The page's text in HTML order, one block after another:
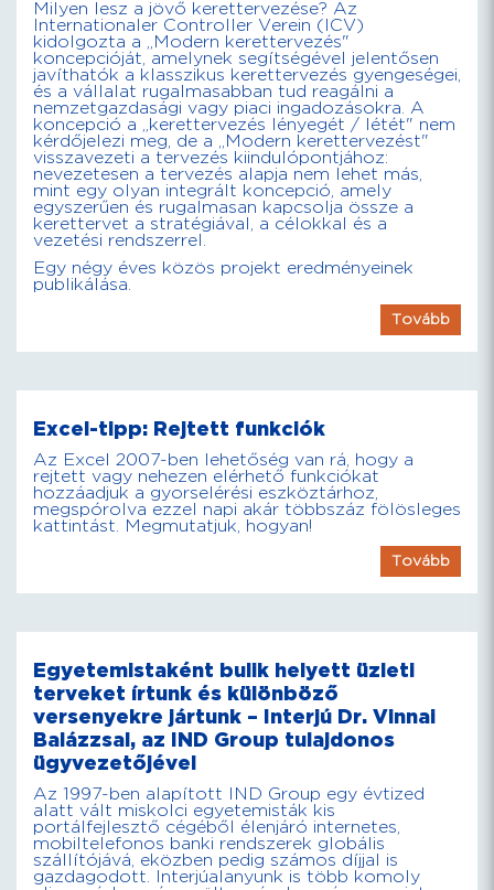
Milyen lesz a jövő kerettervezése? Az
Internationaler Controller Verein (ICV)
kidolgozta a „Modern kerettervezés"
koncepcióját, amelynek segítségével jelentősen
javíthatók a klasszikus kerettervezés gyengeségei,
és a vállalat rugalmasabban tud reagálni a
nemzetgazdasági vagy piaci ingadozásokra. A
koncepció a „kerettervezés lényegét / létét" nem
kérdőjelezi meg, de a „Modern kerettervezést"
visszavezeti a tervezés kiindulópontjához:
nevezetesen a tervezés alapja nem lehet más,
mint egy olyan integrált koncepció, amely
egyszerűen és rugalmasan kapcsolja össze a
kerettervet a stratégiával, a célokkal és a
vezetési rendszerrel.
Egy négy éves közös projekt eredményeinek
publikálása.
Tovább
Excel-tipp: Rejtett funkciók
Az Excel 2007-ben lehetőség van rá, hogy a
rejtett vagy nehezen elérhető funkciókat
hozzáadjuk a gyorselérési eszköztárhoz,
megspórolva ezzel napi akár többszáz fölösleges
kattintást. Megmutatjuk, hogyan!
Tovább
Egyetemistaként bulik helyett üzleti
terveket írtunk és különböző
versenyekre jártunk – Interjú Dr. Vinnai
Balázzsal, az IND Group tulajdonos
ügyvezetőjével
Az 1997-ben alapított IND Group egy évtized
alatt vált miskolci egyetemisták kis
portálfejlesztő cégéből élenjáró internetes,
mobiltelefonos banki rendszerek globális
szállítójává, eközben pedig számos díjjal is
gazdagodott. Interjúalanyunk is több komoly